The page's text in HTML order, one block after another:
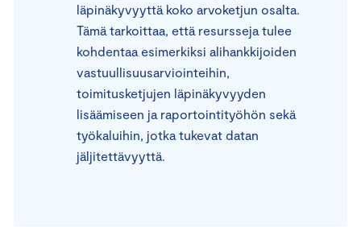
läpinäkyvyyttä koko arvoketjun osalta.
Tämä tarkoittaa, että resursseja tulee
kohdentaa esimerkiksi alihankkijoiden
vastuullisuusarviointeihin,
toimitusketjujen läpinäkyvyyden
lisäämiseen ja raportointityöhön sekä
työkaluihin, jotka tukevat datan
jäljitettävyyttä.